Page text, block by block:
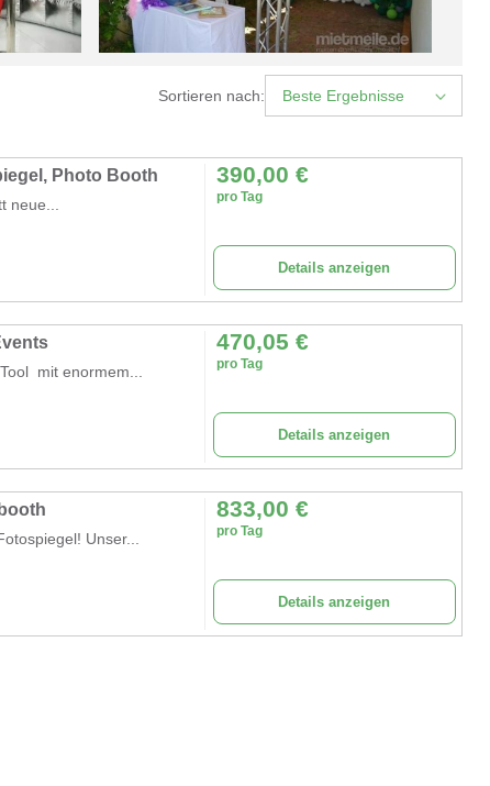
Sortieren nach: Beste Ergebnisse
Photo Booth
neue...
390,00 €
pro Tag
Details anzeigen
mit enormem...
470,05 €
pro Tag
Details anzeigen
Unser...
833,00 €
pro Tag
Details anzeigen